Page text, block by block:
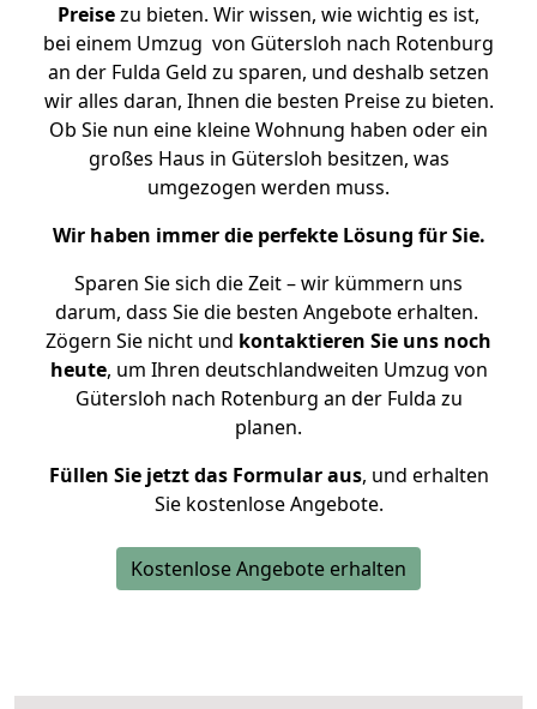
Preisezu bieten. Wir wissen, wie wichtig es ist,
bei einem Umzug von Gütersloh nach Rotenburg
an der Fulda Geld zu sparen, und deshalb setzen
wir alles daran, Ihnen die besten Preise zu bieten.
Ob Sie nun eine kleine Wohnung haben oder ein
großes Haus in Gütersloh besitzen, was
umgezogen werden muss.
Wir haben immer die perfekte Lösung für Sie.
Sparen Sie sich die Zeit – wir kümmern uns
darum, dass Sie die besten Angebote erhalten.
Zögern Sie nicht und kontaktieren Sie uns noch
heute, um Ihren deutschlandweiten Umzug von
Gütersloh nach Rotenburg an der Fulda zu
planen.
Füllen Sie jetzt das Formular aus, und erhalten
Sie kostenlose Angebote.
Kostenlose Angebote erhalten